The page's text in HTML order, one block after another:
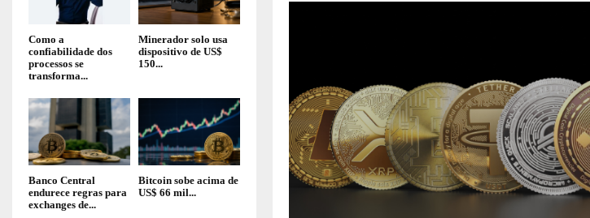
Como a
confiabilidade dos
processos se
transforma...
Minerador solo usa
dispositivo de US$
150...
Banco Central
endurece regras para
exchanges de...
Bitcoin sobe acima de
US$ 66 mil...